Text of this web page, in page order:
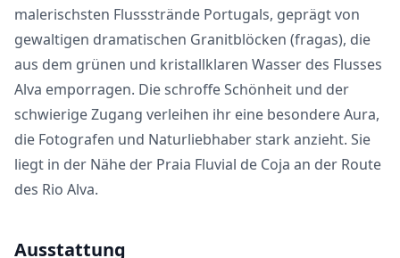
malerischsten Flussstrände Portugals, geprägt von
gewaltigen dramatischen Granitblöcken (fragas), die
aus dem grünen und kristallklaren Wasser des Flusses
Alva emporragen. Die schroffe Schönheit und der
schwierige Zugang verleihen ihr eine besondere Aura,
die Fotografen und Naturliebhaber stark anzieht. Sie
liegt in der Nähe der Praia Fluvial de Coja an der Route
des Rio Alva.
Ausstattung